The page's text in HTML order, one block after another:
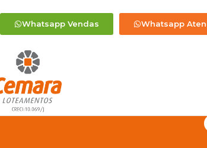
Whatsapp Vendas Whatsapp